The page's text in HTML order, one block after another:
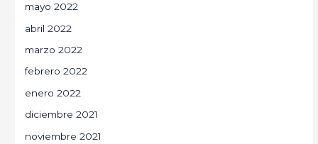
mayo 2022
abril 2022
marzo 2022
febrero 2022
enero 2022
diciembre 2021
noviembre 2021